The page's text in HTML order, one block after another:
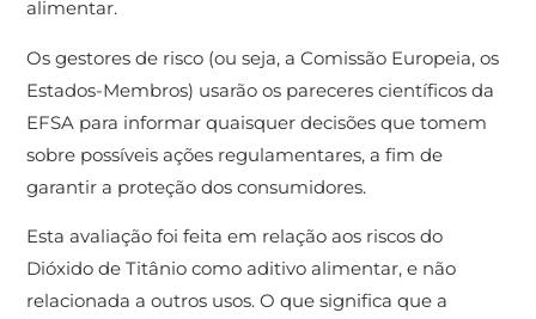
alimentar.
Os gestores de risco (ou seja, a Comissão Europeia, os
Estados-Membros) usarão os pareceres científicos da
EFSA para informar quaisquer decisões que tomem
sobre possíveis ações regulamentares, a fim de
garantir a proteção dos consumidores.
Esta avaliação foi feita em relação aos riscos do
Dióxido de Titânio como aditivo alimentar, e não
relacionada a outros usos. O que significa que a